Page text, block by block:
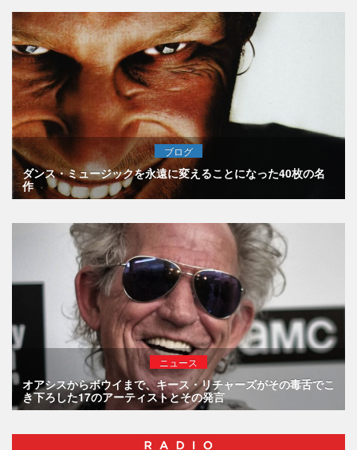
ブログ
ダンス・ミュージックを永遠に変えることになった40枚の名
作
ニュース
オアシスからボウイまで、キース・リチャーズがその毒舌でこ
き下ろした17のアーティストとその発言